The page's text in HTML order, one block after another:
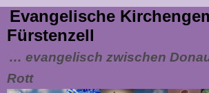
Evangelische
Fürstenzell
… evangelisch zwischen
Rott